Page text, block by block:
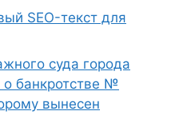
SEO-текст для
суда города
банкротстве №
вынесен